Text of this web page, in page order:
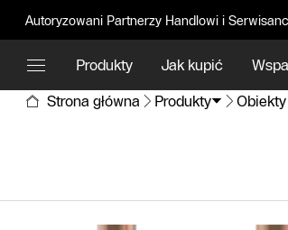
Autoryzowani Partnerzy Handlowi i
Produkty Jak kupić
Strona główna
Produkty